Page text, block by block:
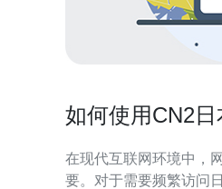
如何使用CN2
在现代互联网环境中，
要。对于需要频繁访问